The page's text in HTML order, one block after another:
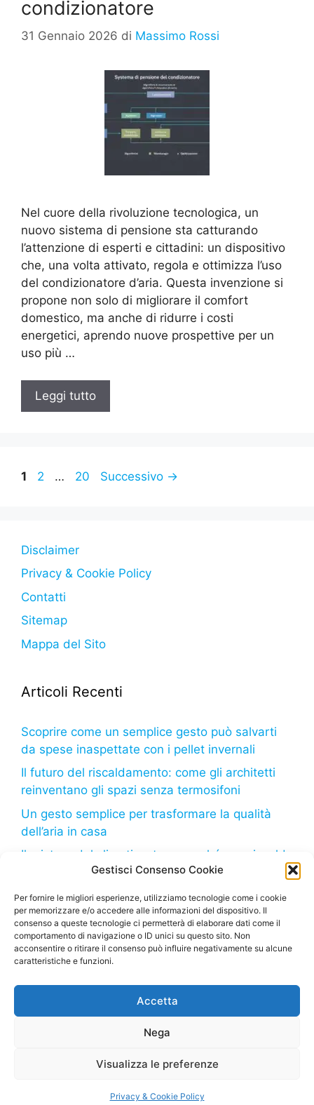
Gestisci Consenso Cookie
Per fornire le migliori esperienze, utilizziamo tecnologie come i cookie
per memorizzare e/o accedere alle informazioni del dispositivo. Il
consenso a queste tecnologie ci permetterà di elaborare dati come il
comportamento di navigazione o ID unici su questo sito. Non
acconsentire o ritirare il consenso può influire negativamente su alcune
caratteristiche e funzioni.
Accetta
Nega
Visualizza le preferenze
Privacy & Cookie Policy
condizionatore
31 Gennaio 2026 di Massimo Rossi
Nel cuore della rivoluzione tecnologica, un
nuovo sistema di pensione sta catturando
l’attenzione di esperti e cittadini: un dispositivo
che, una volta attivato, regola e ottimizza l’uso
del condizionatore d’aria. Questa invenzione si
propone non solo di migliorare il comfort
domestico, ma anche di ridurre i costi
energetici, aprendo nuove prospettive per un
uso più …
Leggi tutto
Pagina
1 Pagina
2 … Pagina
20 Successivo →
Disclaimer
Privacy & Cookie Policy
Contatti
Sitemap
Mappa del Sito
Articoli Recenti
Scoprire come un semplice gesto può salvarti
da spese inaspettate con i pellet invernali
Il futuro del riscaldamento: come gli architetti
reinventano gli spazi senza termosifoni
Un gesto semplice per trasformare la qualità
dell’aria in casa
Il mistero del climatizzatore: perché non riscalda
come dovrebbe?
Il freddo in arrivo: come il tuo frigorifero può
aiutarti a risparmiare sulla bolletta
proprietà della Marco Bruzzone S.R.L. – P. Iva
Affiliazione Amazon EU, un programma di affiliazione
pubblicitaria pubblicizzando e fornendo link al sito